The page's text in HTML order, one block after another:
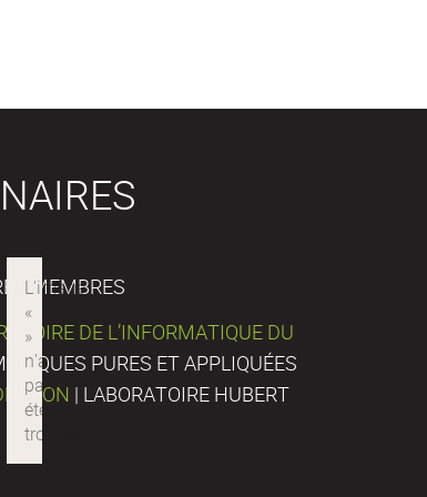
MEMBRES
DE L’INFORMATIQUE DU
PURES ET APPLIQUÉES
LYON | LABORATOIRE HUBERT